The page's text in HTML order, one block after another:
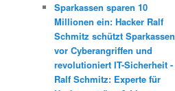
Sparkassen sparen 10
Millionen ein: Hacker Ralf
Schmitz schützt Sparkassen
vor Cyberangriffen und
revolutioniert IT-Sicherheit -
Ralf Schmitz: Experte für